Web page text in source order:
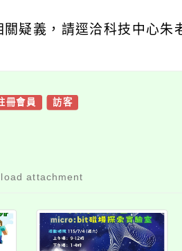
疑義，請逕洽科技中心朱
冊會員 訪客
attachment